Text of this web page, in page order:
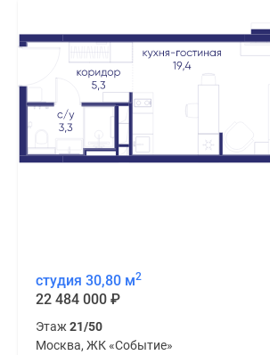
студия 30,80 м2
22 484 000 ₽
Этаж 21/50
Москва, ЖК «Событие»